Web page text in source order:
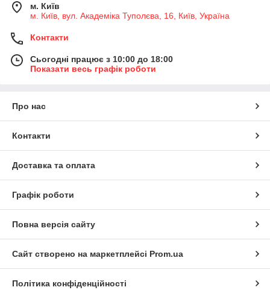
м. Київ
м. Київ, вул. Академіка Туполєва, 16, Київ, Україна
Контакти
Сьогодні працює з 10:00 до 18:00
Показати весь графік роботи
Про нас
Контакти
Доставка та оплата
Графік роботи
Повна версія сайту
Сайт створено на маркетплейсі Prom.ua
Політика конфіденційності